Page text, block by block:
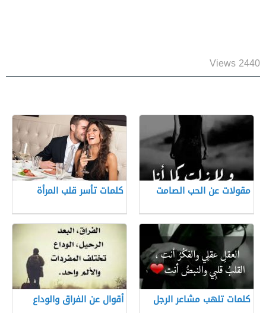
2440 Views
مقولات عن الحب الصامت كلمات تأسر قلب المرأة
كلمات تلهب مشاعر الرجل أقوال عن الفراق والوداع